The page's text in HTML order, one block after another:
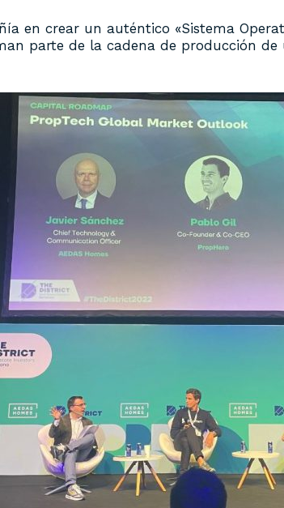
en crear un auténtico «Sistema
parte de la cadena de producción